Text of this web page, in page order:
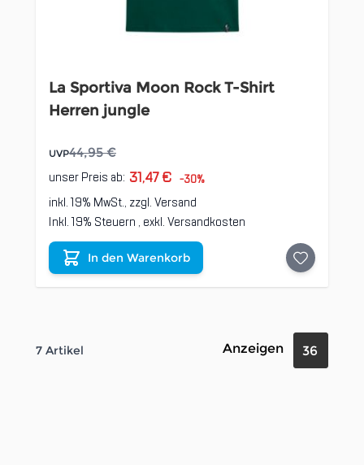
La Sportiva Moon Rock T-Shirt
Herren jungle
UVP44,95 €
unser Preis ab: 31,47 € -30%
inkl. 19% MwSt., zzgl.Versand
Inkl. 19% Steuern , exkl.Versandkosten
In den Warenkorb
7 Artikel Anzeigen